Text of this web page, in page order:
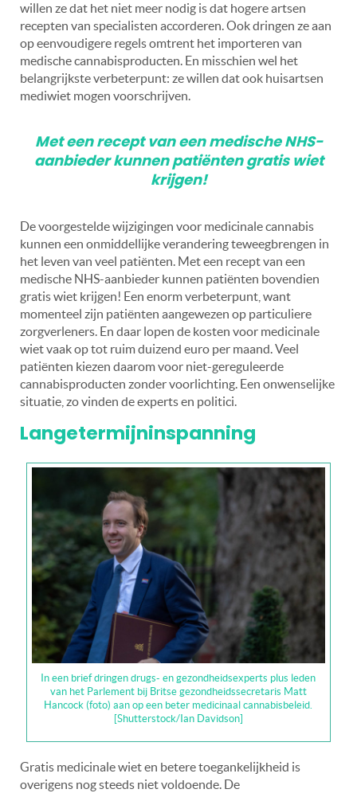
willen ze dat het niet meer nodig is dat hogere artsen
recepten van specialisten accorderen. Ook dringen ze aan
op eenvoudigere regels omtrent het importeren van
medische cannabisproducten. En misschien wel het
belangrijkste verbeterpunt: ze willen dat ook huisartsen
mediwiet mogen voorschrijven.
Met een recept van een medische NHS-
aanbieder kunnen patiënten gratis wiet
krijgen!
De voorgestelde wijzigingen voor medicinale cannabis
kunnen een onmiddellijke verandering teweegbrengen in
het leven van veel patiënten. Met een recept van een
medische NHS-aanbieder kunnen patiënten bovendien
gratis wiet krijgen! Een enorm verbeterpunt, want
momenteel zijn patiënten aangewezen op particuliere
zorgverleners. En daar lopen de kosten voor medicinale
wiet vaak op tot ruim duizend euro per maand. Veel
patiënten kiezen daarom voor niet-gereguleerde
cannabisproducten zonder voorlichting. Een onwenselijke
situatie, zo vinden de experts en politici.
Langetermijninspanning
In een brief dringen drugs- en gezondheidsexperts plus leden
van het Parlement bij Britse gezondheidssecretaris Matt
Hancock (foto) aan op een beter medicinaal cannabisbeleid.
[Shutterstock/Ian Davidson]
Gratis medicinale wiet en betere toegankelijkheid is
overigens nog steeds niet voldoende. De